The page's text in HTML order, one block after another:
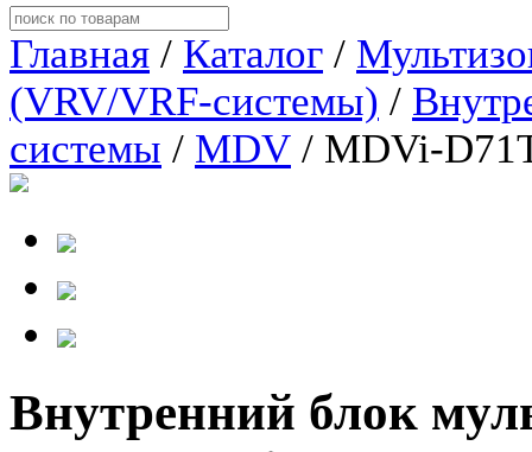
Главная / Каталог /
(VRV/VRF-системы) /
системы / MDV / MDVi-
Внутренний блок